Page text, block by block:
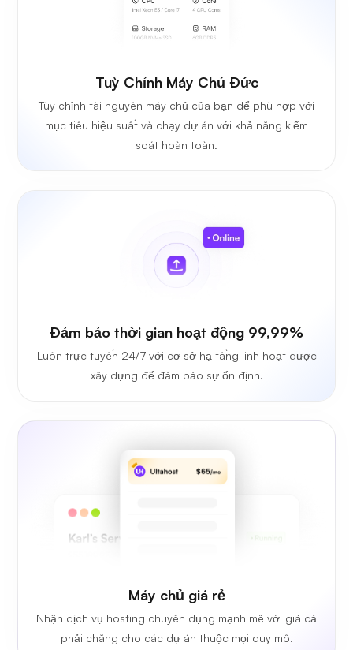
Tuỳ Chỉnh Máy Chủ Đức
Tùy chỉnh tài nguyên máy chủ của bạn để phù hợp với
mục tiêu hiệu suất và chạy dự án với khả năng kiểm
soát hoàn toàn.
Đảm bảo thời gian hoạt động 99,99%
Luôn trực tuyến 24/7 với cơ sở hạ tầng linh hoạt được
xây dựng để đảm bảo sự ổn định.
Máy chủ giá rẻ
Nhận dịch vụ hosting chuyên dụng mạnh mẽ với giá cả
phải chăng cho các dự án thuộc mọi quy mô.